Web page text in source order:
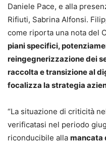
Daniele Pace, e alla
Rifiuti, Sabrina Alfonsi.
come riporta una nota del
piani specifici,
reingegnerizzazione dei
raccolta e transizione al
focalizza la strategia
“La situazione di criticità
verificatasi nel periodo
riconducibile alla mancata